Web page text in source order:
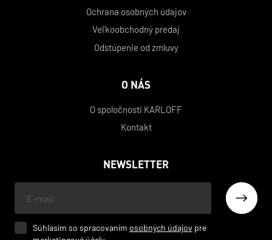
Ochrana osobných údajov
Veľkoobchodný predaj
Odstúpenie od zmluvy
O NÁS
O spoločnosti KARLOFF
Kontakt
NEWSLETTER
mail
Súhlasím so spracovaním osobných údajov pre